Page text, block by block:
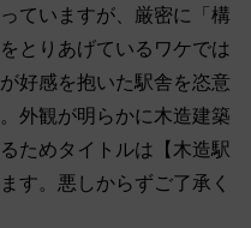
ていますが、厳密に「構
とりあげているワケでは
好感を抱いた駅舎を恣意
外観が明らかに木造建築
ためタイトルは【木造駅
す。悪しからずご了承く